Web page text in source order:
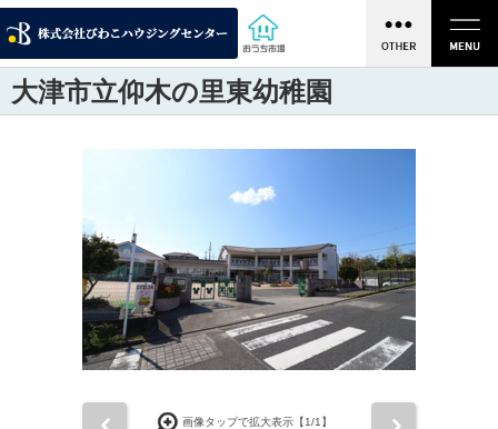
大津市立仰木の里東幼稚園
画像タップで拡大表示【1/1】